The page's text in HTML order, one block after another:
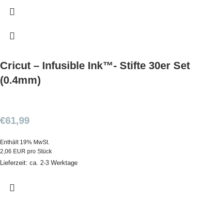
Cricut – Infusible Ink™- Stifte 30er Set
(0.4mm)
€61,99
Enthält 19% MwSt.
2,06 EUR pro Stück
Lieferzeit: ca. 2-3 Werktage